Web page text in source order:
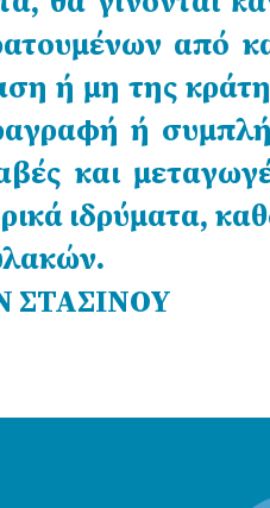
από
ή μη της
ή
και
ιδρύματα,
ΣΤΑΣΙΝΟΥ